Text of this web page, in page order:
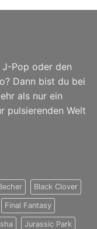
J-Pop oder den
Dann bist du bei
als nur ein
pulsierenden Welt
Black Clover
Final Fantasy
Jurassic Park